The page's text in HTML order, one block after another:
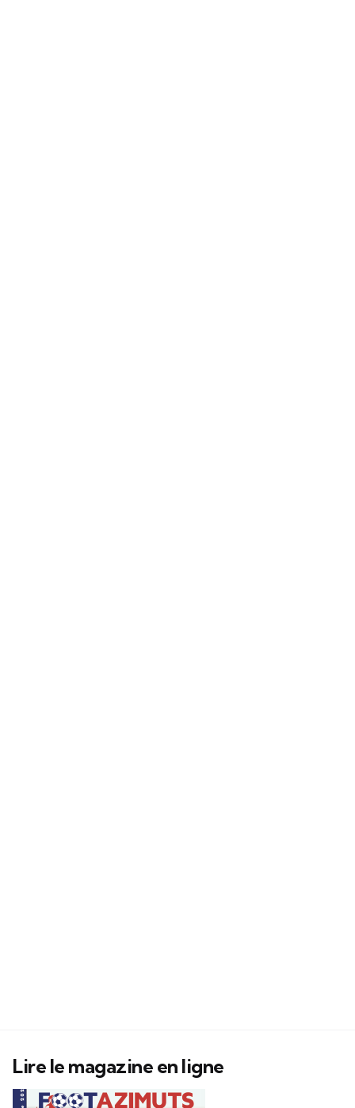
Lire le magazine en ligne